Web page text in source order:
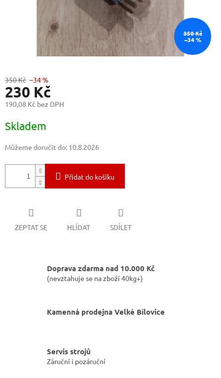
350 Kč
–34 %
350 Kč –34 %
230 Kč
190,08 Kč bez DPH
cena:
Skladem
Můžeme doručit do: 10.8.2026
Přidat do košíku
ZEPTAT SE HLÍDAT SDÍLET
Doprava zdarma nad 10.000 Kč
(nevztahuje se na zboží 40kg+)
Kamenná prodejna Velké Bílovice
Servis strojů
Záruční i pozáruční